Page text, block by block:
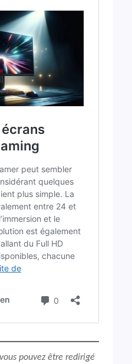
pouvez être redirigé